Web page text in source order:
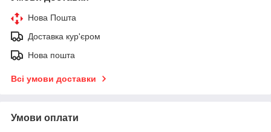
Нова Пошта
Доставка кур'єром
Нова пошта
Всі умови доставки
Умови оплати